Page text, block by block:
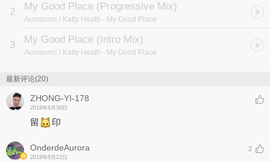
2 My Good Place (Progressive Mix)
Aurosonic / Katty Heath - My Good Place
3 My Good Place (Intro Mix)
Aurosonic / Katty Heath - My Good Place
最新评论(20)
ZHONG-YI-178
2019年8月30日
留 印
OnderdeAurora
2019年8月22日
2